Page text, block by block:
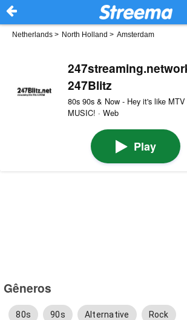
Netherlands > North Holland > Amsterdam
247Blitz
80s 90s & Now - Hey it's like
MUSIC! · Web
Play
Gêneros
80s 90s Alternative Rock